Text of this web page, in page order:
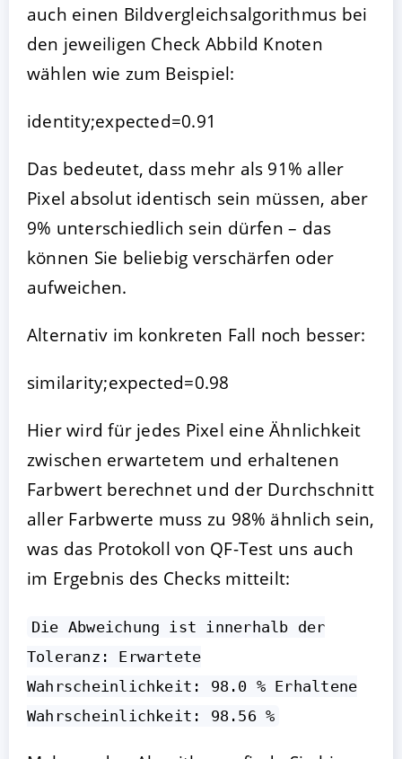
auch einen Bildvergleichsalgorithmus bei
den jeweiligen Check Abbild Knoten
wählen wie zum Beispiel:
identity;expected=0.91
Das bedeutet, dass mehr als 91% aller
Pixel absolut identisch sein müssen, aber
9% unterschiedlich sein dürfen – das
können Sie beliebig verschärfen oder
aufweichen.
Alternativ im konkreten Fall noch besser:
similarity;expected=0.98
Hier wird für jedes Pixel eine Ähnlichkeit
zwischen erwartetem und erhaltenen
Farbwert berechnet und der Durchschnitt
aller Farbwerte muss zu 98% ähnlich sein,
was das Protokoll von QF-Test uns auch
im Ergebnis des Checks mitteilt:
Die Abweichung ist innerhalb der
Toleranz: Erwartete
Wahrscheinlichkeit: 98.0 % Erhaltene
Wahrscheinlichkeit: 98.56 %